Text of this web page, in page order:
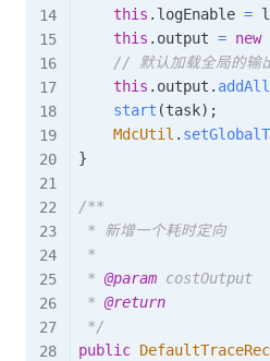
this . logEnable =
this . output = new
// 默认加载全局的输
this . output . addAll
start (task) ;
MdcUtil .
}
/**
* 新增一个耗时定向
*
* @param costOutput
* @return
*/
public